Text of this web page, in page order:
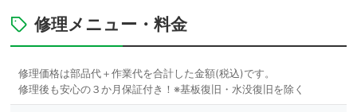
本体カラー
ホライズンブルー, クラウドホワイト, ミ
ッドナイトグレー
修理メニュー・料金